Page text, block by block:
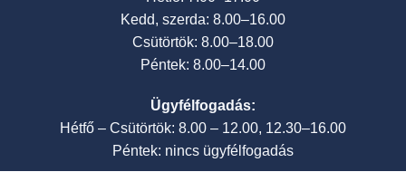
Kedd, szerda: 8.00–16.00
Csütörtök: 8.00–18.00
Péntek: 8.00–14.00
Ügyfélfogadás:
Hétfő – Csütörtök: 8.00 – 12.00, 12.30–16.00
Péntek: nincs ügyfélfogadás